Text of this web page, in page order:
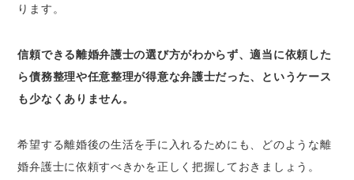
4.弁護士会の法律相談を利用する
5.複数の弁護士を比較検討する
離婚弁護士に相談するタイミングは？
1.代理人として相手と交渉してくれる
2.複雑な法的手続きや書類作成を全て一任で
ります。
信頼できる離婚弁護士の選び方がわからず、適当に依頼した
ら債務整理や任意整理が得意な弁護士だった、というケース
も少なくありません。
希望する離婚後の生活を手に入れるためにも、どのような離
婚弁護士に依頼すべきかを正しく把握しておきましょう。